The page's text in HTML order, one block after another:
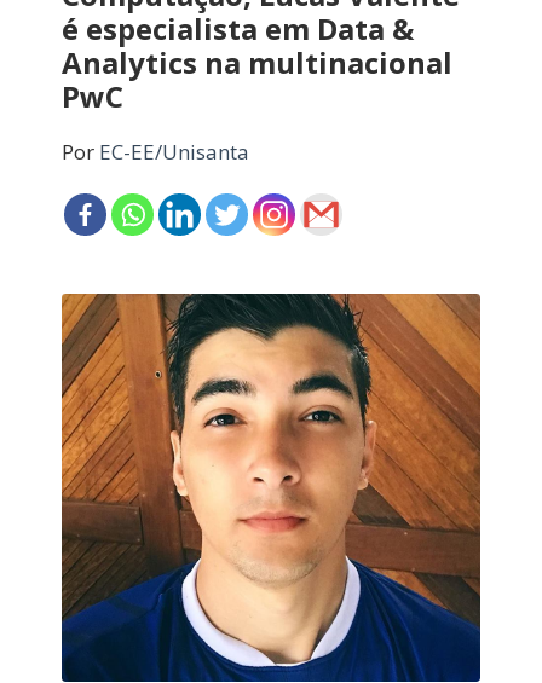
é especialista em Data &
Analytics na multinacional
PwC
Por EC-EE/Unisanta